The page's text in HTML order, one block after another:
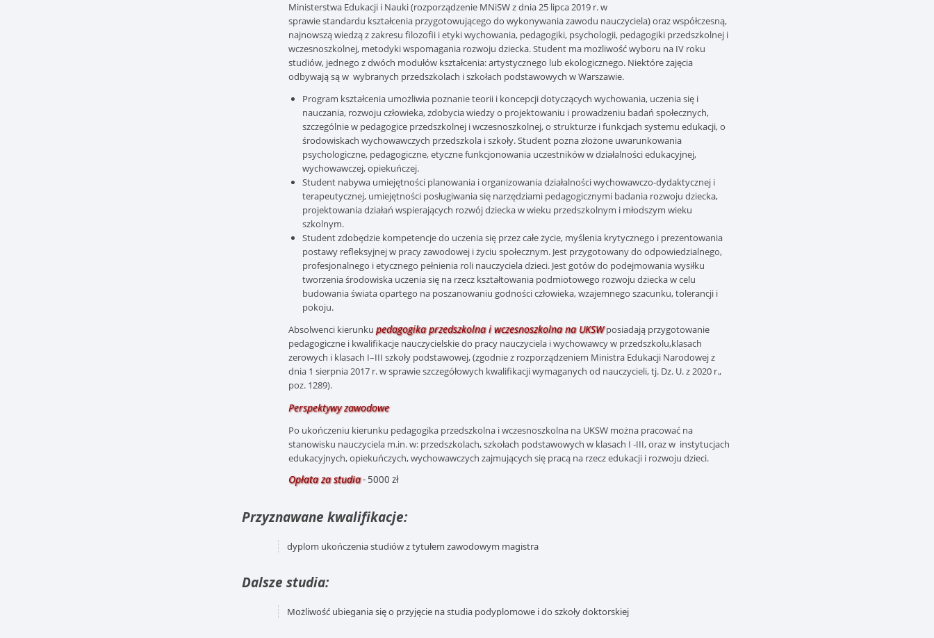
Ministerstwa Edukacji i Nauki (rozporządzenie MNiSW z dnia 25 lipca 2019 r. w
sprawie standardu kształcenia przygotowującego do wykonywania zawodu nauczyciela) oraz współczesną,
najnowszą wiedzą z zakresu filozofii i etyki wychowania, pedagogiki, psychologii, pedagogiki przedszkolnej i
wczesnoszkolnej, metodyki wspomagania rozwoju dziecka. Student ma możliwość wyboru na IV roku
studiów, jednego z dwóch modułów kształcenia: artystycznego lub ekologicznego. Niektóre zajęcia
odbywają są w wybranych przedszkolach i szkołach podstawowych w Warszawie.
Program kształcenia umożliwia poznanie teorii i koncepcji dotyczących wychowania, uczenia się i
nauczania, rozwoju człowieka, zdobycia wiedzy o projektowaniu i prowadzeniu badań społecznych,
szczególnie w pedagogice przedszkolnej i wczesnoszkolnej, o strukturze i funkcjach systemu edukacji, o
środowiskach wychowawczych przedszkola i szkoły. Student pozna złożone uwarunkowania
psychologiczne, pedagogiczne, etyczne funkcjonowania uczestników w działalności edukacyjnej,
wychowawczej, opiekuńczej.
Student nabywa umiejętności planowania i organizowania działalności wychowawczo-dydaktycznej i
terapeutycznej, umiejętności posługiwania się narzędziami pedagogicznymi badania rozwoju dziecka,
projektowania działań wspierających rozwój dziecka w wieku przedszkolnym i młodszym wieku
szkolnym.
Student zdobędzie kompetencje do uczenia się przez całe życie, myślenia krytycznego i prezentowania
postawy refleksyjnej w pracy zawodowej i życiu społecznym. Jest przygotowany do odpowiedzialnego,
profesjonalnego i etycznego pełnienia roli nauczyciela dzieci. Jest gotów do podejmowania wysiłku
tworzenia środowiska uczenia się na rzecz kształtowania podmiotowego rozwoju dziecka w celu
budowania świata opartego na poszanowaniu godności człowieka, wzajemnego szacunku, tolerancji i
pokoju.
Absolwenci kierunku pedagogika przedszkolna i wczesnoszkolna na UKSWposiadają przygotowanie
pedagogiczne i kwalifikacje nauczycielskie do pracy nauczyciela i wychowawcy w przedszkolu,klasach
zerowych i klasach I–III szkoły podstawowej, (zgodnie z rozporządzeniem Ministra Edukacji Narodowej z
dnia 1 sierpnia 2017 r. w sprawie szczegółowych kwalifikacji wymaganych od nauczycieli, tj. Dz. U. z 2020 r.,
poz. 1289).
Perspektywy zawodowe
Po ukończeniu kierunku pedagogika przedszkolna i wczesnoszkolna na UKSW można pracować na
stanowisku nauczyciela m.in. w: przedszkolach, szkołach podstawowych w klasach I -III, oraz w instytucjach
edukacyjnych, opiekuńczych, wychowawczych zajmujących się pracą na rzecz edukacji i rozwoju dzieci.
Opłata za studia- 5000 zł
Przyznawane kwalifikacje:
dyplom ukończenia studiów z tytułem zawodowym magistra
Dalsze studia:
Możliwość ubiegania się o przyjęcie na studia podyplomowe i do szkoły doktorskiej